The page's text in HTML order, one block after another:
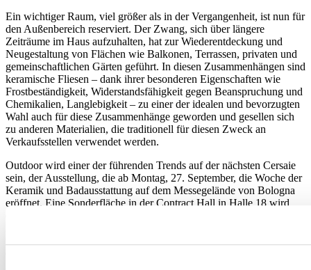
Ein wichtiger Raum, viel größer als in der Vergangenheit, ist nun für
den Außenbereich reserviert. Der Zwang, sich über längere
Zeiträume im Haus aufzuhalten, hat zur Wiederentdeckung und
Neugestaltung von Flächen wie Balkonen, Terrassen, privaten und
gemeinschaftlichen Gärten geführt. In diesen Zusammenhängen sind
keramische Fliesen – dank ihrer besonderen Eigenschaften wie
Frostbeständigkeit, Widerstandsfähigkeit gegen Beanspruchung und
Chemikalien, Langlebigkeit – zu einer der idealen und bevorzugten
Wahl auch für diese Zusammenhänge geworden und gesellen sich
zu anderen Materialien, die traditionell für diesen Zweck an
Verkaufsstellen verwendet werden.
Outdoor wird einer der führenden Trends auf der nächsten Cersaie
sein, der Ausstellung, die ab Montag, 27. September, die Woche der
Keramik und Badausstattung auf dem Messegelände von Bologna
eröffnet. Eine Sonderfläche in der Contract Hall in Halle 18 wird